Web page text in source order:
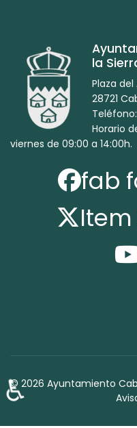
la
Plaza
28721
Horario
viernes de 09:00 a 14:00h.
fab
Item
© 2026 Ayuntamiento